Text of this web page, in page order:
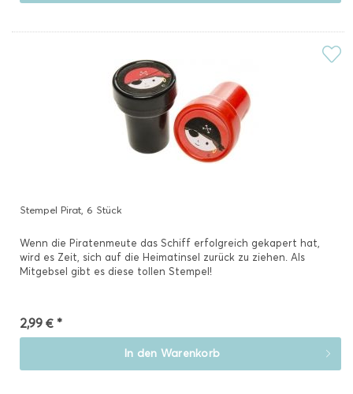
Stempel Pirat, 6 Stück
Wenn die Piratenmeute das Schiff erfolgreich gekapert hat,
wird es Zeit, sich auf die Heimatinsel zurück zu ziehen. Als
Mitgebsel gibt es diese tollen Stempel!
2,99 € *
In den Warenkorb